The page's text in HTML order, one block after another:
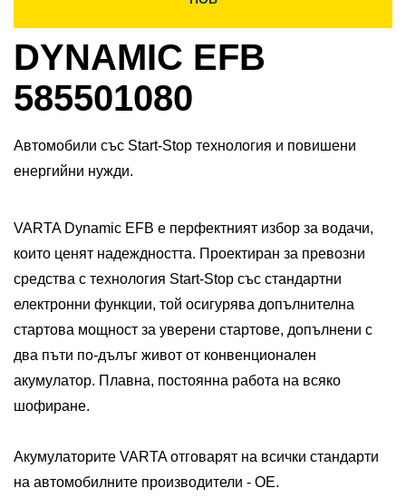
DYNAMIC EFB
585501080
Автомобили със Start-Stop технология и повишени
енергийни нужди.
VARTA Dynamic EFB е перфектният избор за водачи,
които ценят надеждността. Проектиран за превозни
средства с технология Start-Stop със стандартни
електронни функции, той осигурява допълнителна
стартова мощност за уверени стартове, допълнени с
два пъти по-дълъг живот от конвенционален
акумулатор. Плавна, постоянна работа на всяко
шофиране.​
Акумулаторите VARTA отговарят на всички стандарти
на автомобилните производители - OE.​